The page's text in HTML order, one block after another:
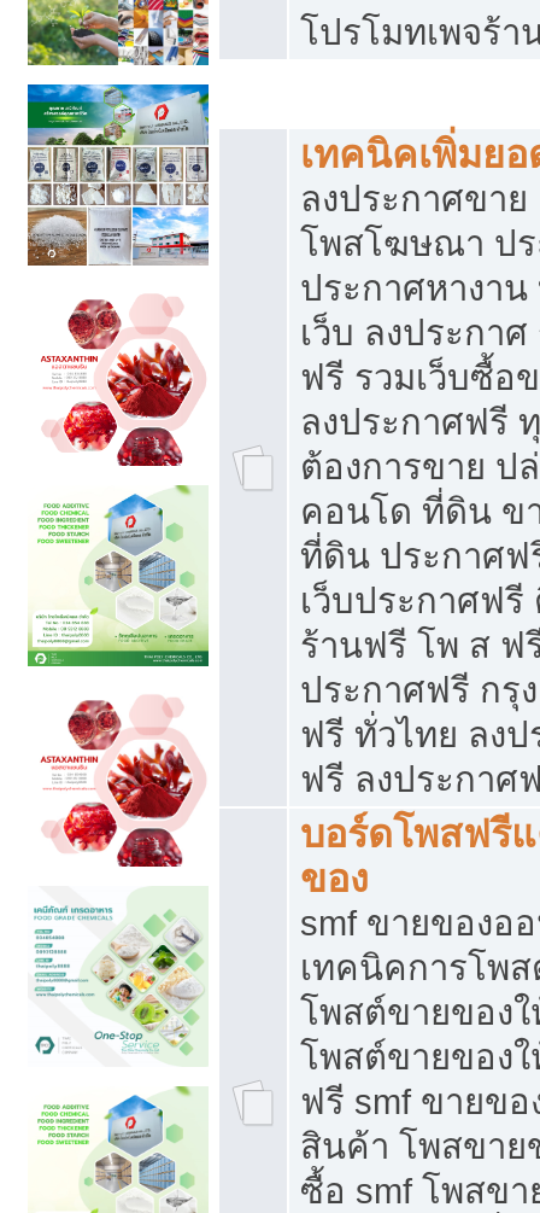
โปรโมทเพจร้า
เทคนิคเพิ่มย
ลงประกาศขา
โพสโฆษณา ป
ประกาศหางา
เว็บ ลงประกา
ฟรี รวมเว็บซื้อ
ลงประกาศฟรี
ต้องการขาย ป
คอนโด ที่ดิน ข
ที่ดิน ประกาศฟ
เว็บประกาศฟ
ร้านฟรี โพ ส ฟ
ประกาศฟรี กรุ
ฟรี ทั่วไทย ลง
ฟรี ลงประกาศ
บอร์ดโพสฟรี
ของ
smf ขายของอ
เทคนิคการโพ
โพสต์ขายของ
โพสต์ขายของ
ฟรี smf ขายข
สินค้า โพสขาย
ซื้อ smf โพสข